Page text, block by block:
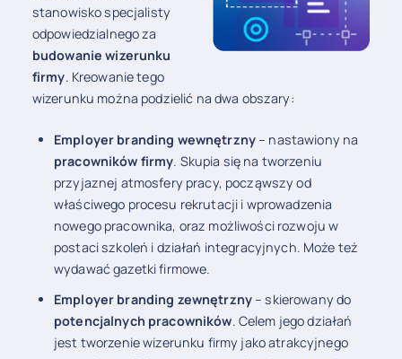
stanowisko specjalisty
odpowiedzialnego za
budowanie wizerunku
firmy. Kreowanie tego
wizerunku można podzielić na dwa obszary:
Employer branding wewnętrzny– nastawiony na
pracowników firmy. Skupia się na tworzeniu
przyjaznej atmosfery pracy, począwszy od
właściwego procesu rekrutacji i wprowadzenia
nowego pracownika, oraz możliwości rozwoju w
postaci szkoleń i działań integracyjnych. Może też
wydawać gazetki firmowe.
Employer branding zewnętrzny– skierowany do
potencjalnych pracowników. Celem jego działań
jest tworzenie wizerunku firmy jako atrakcyjnego